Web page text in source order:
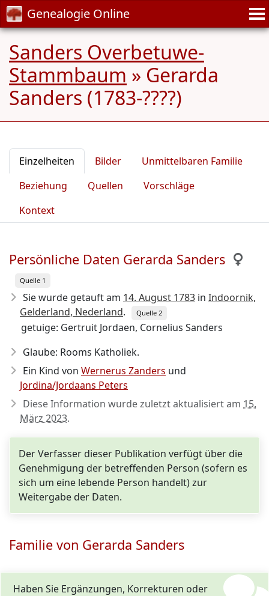
Genealogie Online
Sanders Overbetuwe-
Stammbaum » Gerarda
Sanders (1783-????)
Einzelheiten Bilder
Unmittelbaren Familie
Beziehung
Quellen
Vorschläge
Kontext
Persönliche Daten Gerarda Sanders
Quelle 1
Sie wurde getauft am 14. August 1783 in Indoornik,
Gelderland, Nederland. Quelle 2
getuige: Gertruit Jordaen, Cornelius Sanders
Glaube: Rooms Katholiek.
Ein Kind von Wernerus Zanders und
Jordina/Jordaans Peters
Diese Information wurde zuletzt aktualisiert am 15.
März 2023.
Der Verfasser dieser Publikation verfügt über die
Genehmigung der betreffenden Person (sofern es
sich um eine lebende Person handelt) zur
Weitergabe der Daten.
Familie von Gerarda Sanders
Haben Sie Ergänzungen, Korrekturen oder